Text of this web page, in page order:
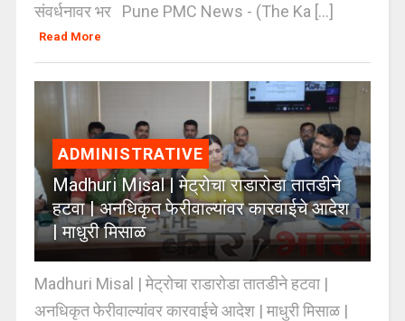
संवर्धनावर भर Pune PMC News - (The Ka [...]
Read More
ADMINISTRATIVE
Madhuri Misal | मेट्रोचा राडारोडा तातडीने
हटवा | अनधिकृत फेरीवाल्यांवर कारवाईचे आदेश
| माधुरी मिसाळ
Madhuri Misal | मेट्रोचा राडारोडा तातडीने हटवा |
अनधिकृत फेरीवाल्यांवर कारवाईचे आदेश | माधुरी मिसाळ |